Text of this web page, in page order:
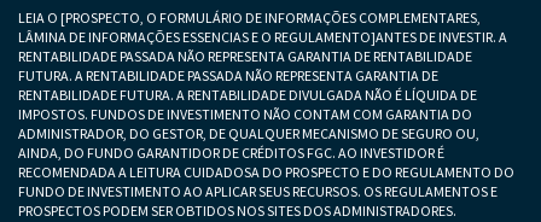
LEIA O [PROSPECTO, O FORMULÁRIO DE INFORMAÇÕES COMPLEMENTARES,
LÂMINA DE INFORMAÇÕES ESSENCIAS E O REGULAMENTO]ANTES DE INVESTIR. A
RENTABILIDADE PASSADA NÃO REPRESENTA GARANTIA DE RENTABILIDADE
FUTURA. A RENTABILIDADE PASSADA NÃO REPRESENTA GARANTIA DE
RENTABILIDADE FUTURA. A RENTABILIDADE DIVULGADA NÃO É LÍQUIDA DE
IMPOSTOS. FUNDOS DE INVESTIMENTO NÃO CONTAM COM GARANTIA DO
ADMINISTRADOR, DO GESTOR, DE QUALQUER MECANISMO DE SEGURO OU,
AINDA, DO FUNDO GARANTIDOR DE CRÉDITOS FGC. AO INVESTIDOR É
RECOMENDADA A LEITURA CUIDADOSA DO PROSPECTO E DO REGULAMENTO DO
FUNDO DE INVESTIMENTO AO APLICAR SEUS RECURSOS. OS REGULAMENTOS E
PROSPECTOS PODEM SER OBTIDOS NOS SITES DOS ADMINISTRADORES.